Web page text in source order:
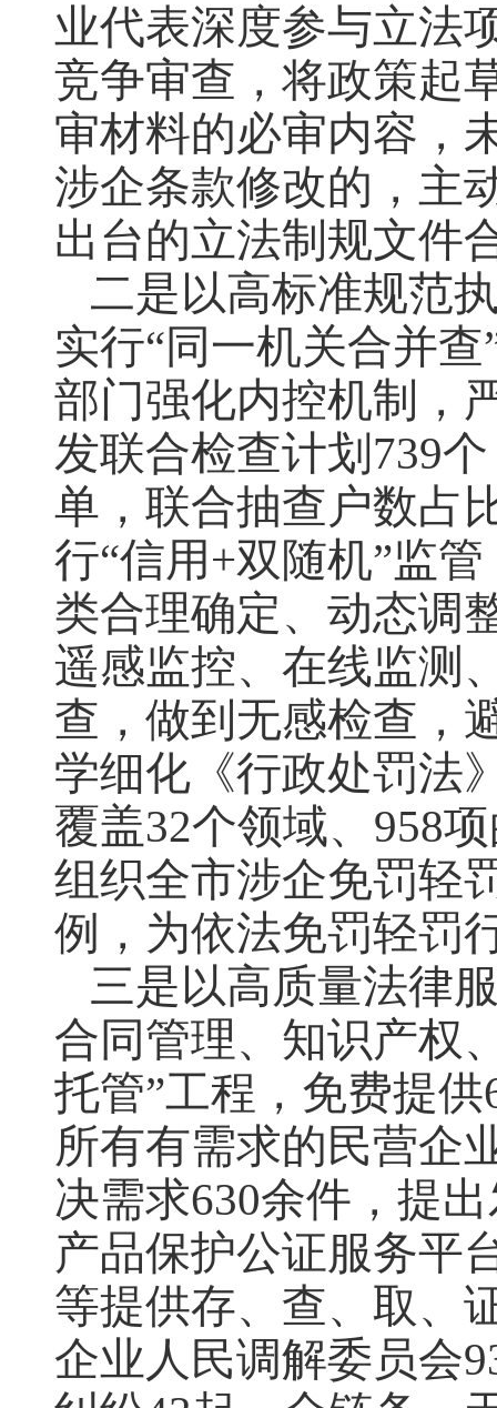
业代表深度参与立法
竞争审查，将政策起
审材料的必审内容，
涉企条款修改的，主
出台的立法制规文件
二是以高标准规范
实行“同一机关合并
部门强化内控机制，
发联合检查计划739
单，联合抽查户数占
行“信用+双随机”监
类合理确定、动态调
遥感监控、在线监测
查，做到无感检查，
学细化《行政处罚法
覆盖32个领域、958
组织全市涉企免罚轻
例，为依法免罚轻罚
三是以高质量法律
合同管理、知识产权
托管”工程，免费提
所有有需求的民营企
决需求630余件，提
产品保护公证服务平
等提供存、查、取、
企业人民调解委员会